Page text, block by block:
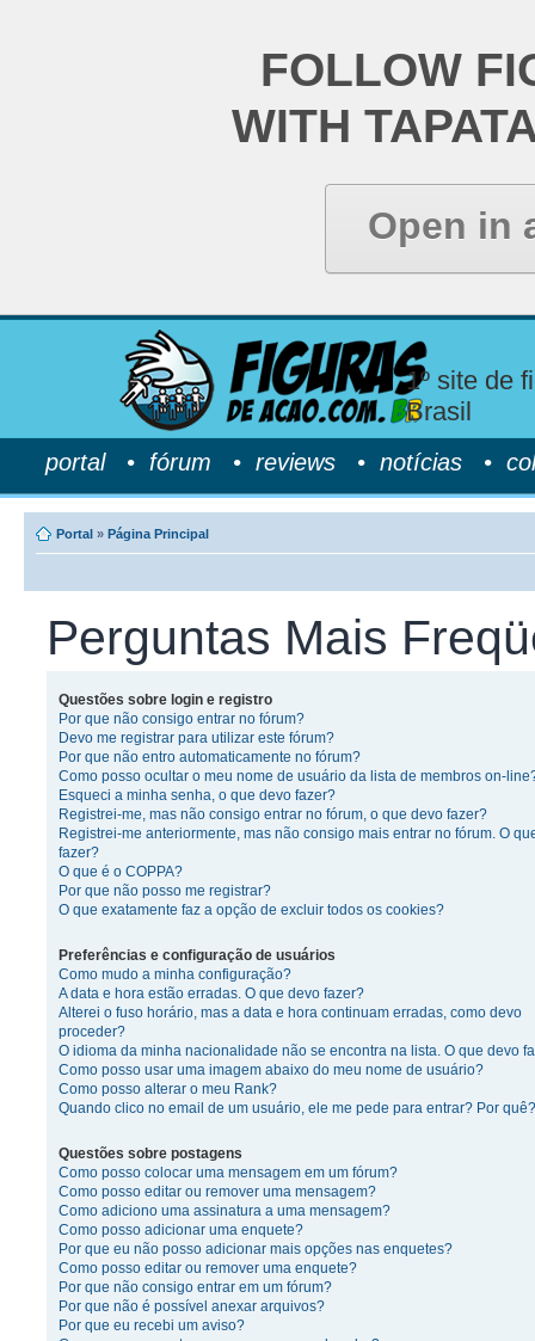
FOLLOW
WITH
Open in
1º site de
Brasil
portal• fórum • reviews • notícias •
Portal » Página Principal
Perguntas Mais
Questões sobre login e registro
Por que não consigo entrar no fórum?
Devo me registrar para utilizar este fórum?
Por que não entro automaticamente no fórum?
Como posso ocultar o meu nome de usuário da lista de membros on-
Esqueci a minha senha, o que devo fazer?
Registrei-me, mas não consigo entrar no fórum, o que devo fazer?
Registrei-me anteriormente, mas não consigo mais entrar no fórum. O
fazer?
O que é o COPPA?
Por que não posso me registrar?
O que exatamente faz a opção de excluir todos os cookies?
Preferências e configuração de usuários
Como mudo a minha configuração?
A data e hora estão erradas. O que devo fazer?
Alterei o fuso horário, mas a data e hora continuam erradas, como devo
proceder?
O idioma da minha nacionalidade não se encontra na lista. O que devo
Como posso usar uma imagem abaixo do meu nome de usuário?
Como posso alterar o meu Rank?
Quando clico no email de um usuário, ele me pede para entrar? Por quê?
Questões sobre postagens
Como posso colocar uma mensagem em um fórum?
Como posso editar ou remover uma mensagem?
Como adiciono uma assinatura a uma mensagem?
Como posso adicionar uma enquete?
Por que eu não posso adicionar mais opções nas enquetes?
Como posso editar ou remover uma enquete?
Por que não consigo entrar em um fórum?
Por que não é possível anexar arquivos?
Por que eu recebi um aviso?